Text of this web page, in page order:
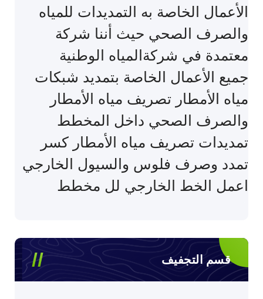
‏الأعمال الخاصة به التمديدات للمياه
والصرف الصحي حيث أننا شركة
معتمدة في شركةالمياه الوطنية
‏جميع الأعمال الخاصة بتمديد شبكات
مياه الأمطار تصريف مياه الأمطار
والصرف الصحي داخل المخطط
‏تمديدات تصريف مياه الأمطار كسر
تمدد وصرف فلوس والسيول الخارجي
اعمل الخط الخارجي لل مخطط
قسم التجفيف